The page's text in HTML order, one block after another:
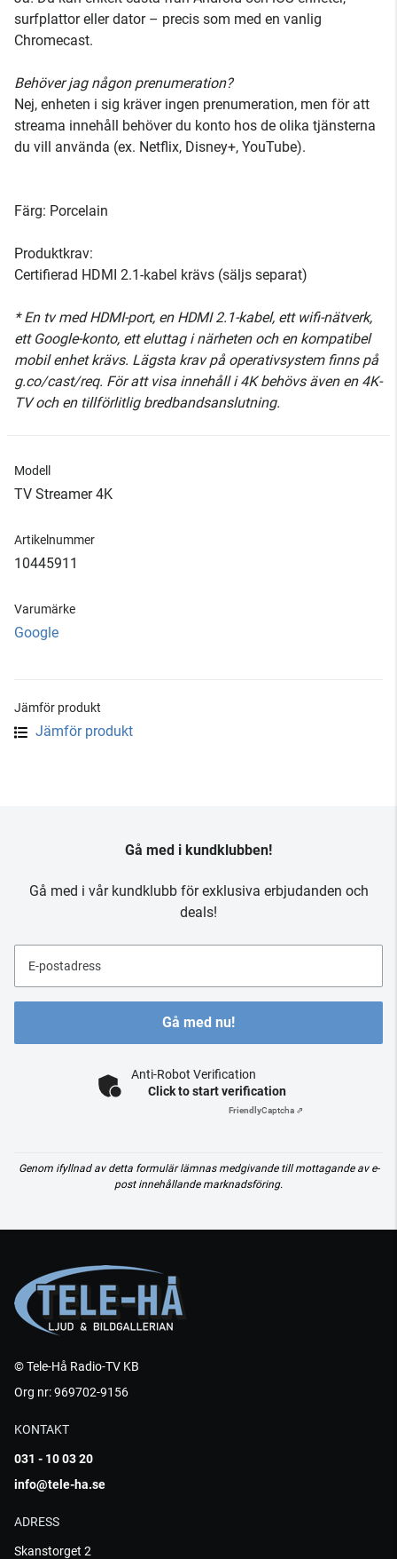
surfplattor eller dator – precis som med en vanlig
Chromecast.
Behöver jag någon prenumeration?
Nej, enheten i sig kräver ingen prenumeration, men för att
streama innehåll behöver du konto hos de olika tjänsterna
du vill använda (ex. Netflix, Disney+, YouTube).
Färg: Porcelain
Produktkrav:
Certifierad HDMI 2.1-kabel krävs (säljs separat)
* En tv med HDMI-port, en HDMI 2.1-kabel, ett wifi-nätverk,
ett Google-konto, ett eluttag i närheten och en kompatibel
mobil enhet krävs. Lägsta krav på operativsystem finns på
g.co/cast/req. För att visa innehåll i 4K behövs även en 4K-
TV och en tillförlitlig bredbandsanslutning.
Modell
TV Streamer 4K
Artikelnummer
10445911
Varumärke
Google
Jämför produkt
Jämför produkt
Gå med i kundklubben!
Gå med i vår kundklubb för exklusiva erbjudanden och
deals!
E-postadress
Gå med nu!
Anti-Robot Verification
Click to start verification
FriendlyCaptcha ⇗
Genom ifyllnad av detta formulär lämnas medgivande till mottagande av e-
post innehållande marknadsföring.
© Tele-Hå Radio-TV KB
Org nr: 969702-9156
KONTAKT
031 - 10 03 20
info@tele-ha.se
ADRESS
Skanstorget 2